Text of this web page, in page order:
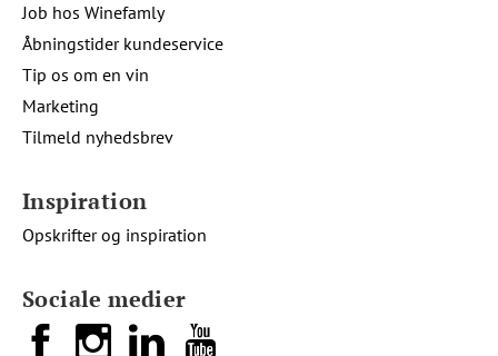
Sociale medier
Job hos Winefamly
Åbningstider kundeservice
Tip os om en vin
Marketing
Tilmeld nyhedsbrev
Inspiration
Opskrifter og inspiration